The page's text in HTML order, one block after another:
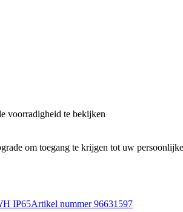
voorradigheid te bekijken
om toegang te krijgen tot uw
IP65Artikel nummer 96631597